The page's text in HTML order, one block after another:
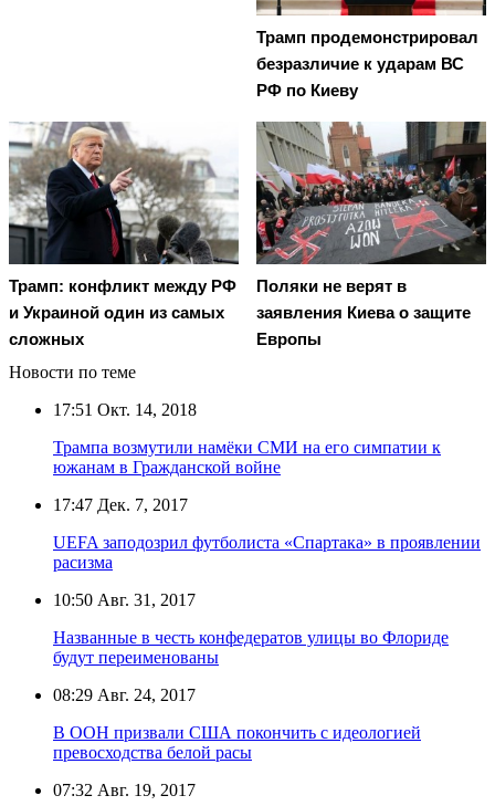
Трамп продемонстрировал
безразличие к ударам ВС
РФ по Киеву
Трамп: конфликт между РФ
и Украиной один из самых
сложных
Поляки не верят в
заявления Киева о защите
Европы
Новости по теме
17:51 Окт. 14, 2018
Трампа возмутили намёки СМИ на его симпатии к
южанам в Гражданской войне
17:47 Дек. 7, 2017
UEFA заподозрил футболиста «Спартака» в проявлении
расизма
10:50 Авг. 31, 2017
Названные в честь конфедератов улицы во Флориде
будут переименованы
08:29 Авг. 24, 2017
В ООН призвали США покончить с идеологией
превосходства белой расы
07:32 Авг. 19, 2017